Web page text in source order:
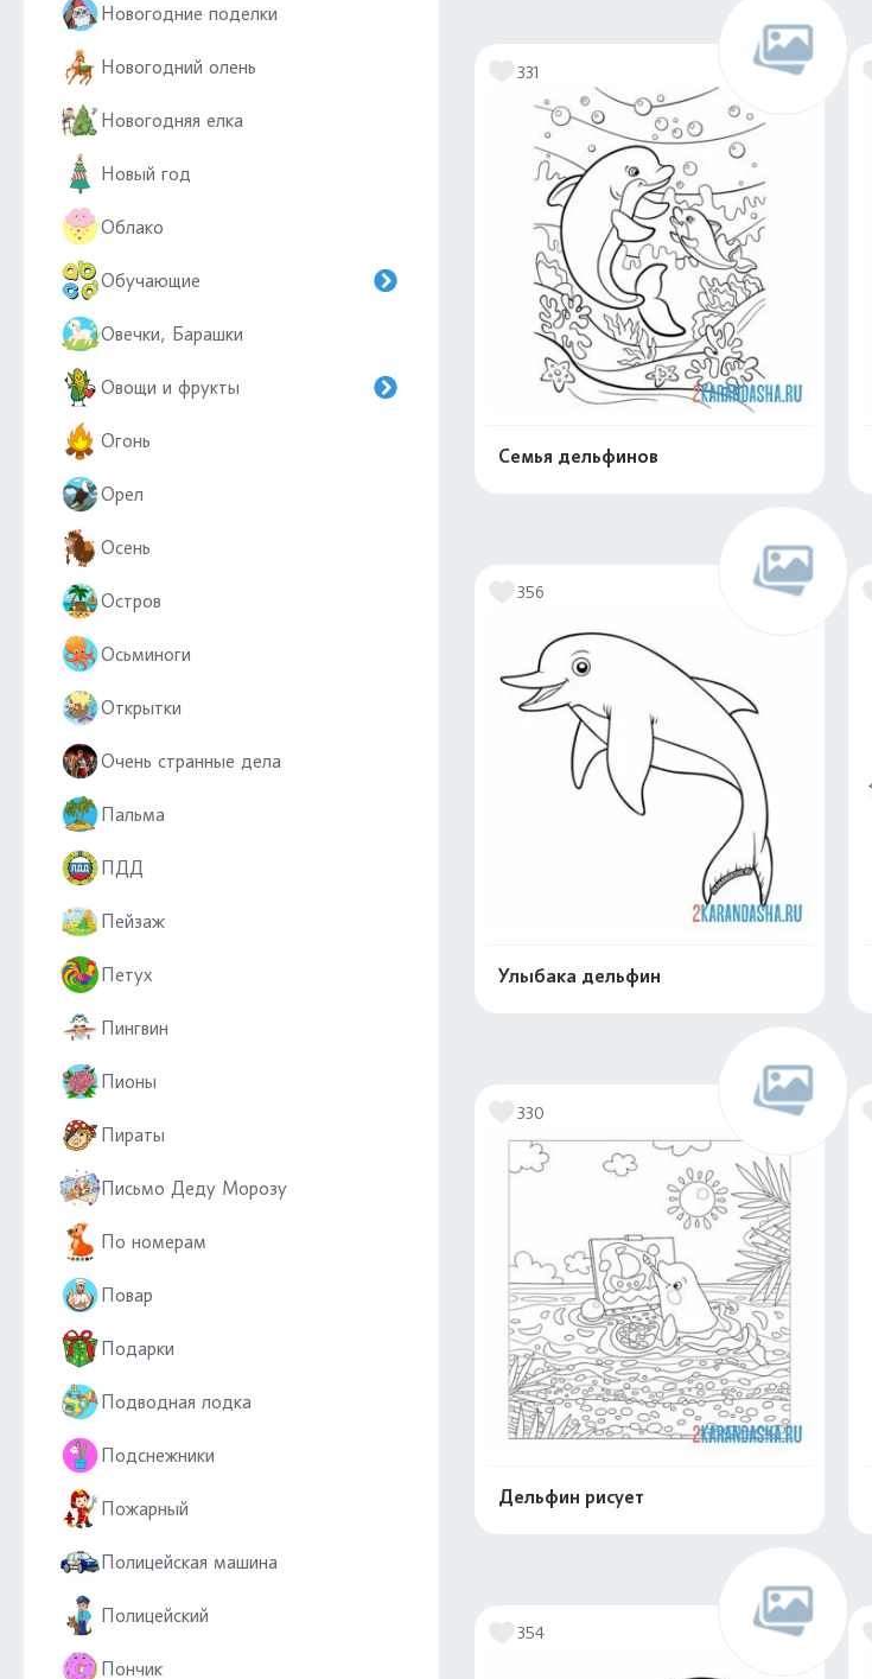
Новогодние поделки
Новогодний олень
Новогодняя елка
Новый год
Облако
Обучающие
Овечки, Барашки
Овощи и фрукты
Огонь
Орел
Осень
Остров
Осьминоги
Открытки
Очень странные дела
Пальма
ПДД
Пейзаж
Петух
Пингвин
Пионы
Пираты
Письмо Деду Морозу
По номерам
Повар
Подарки
Подводная лодка
Подснежники
Пожарный
Полицейская машина
Полицейский
Пончик
331
Семья дельфинов
356
Улыбака дельфин
330
Дельфин рисует
354